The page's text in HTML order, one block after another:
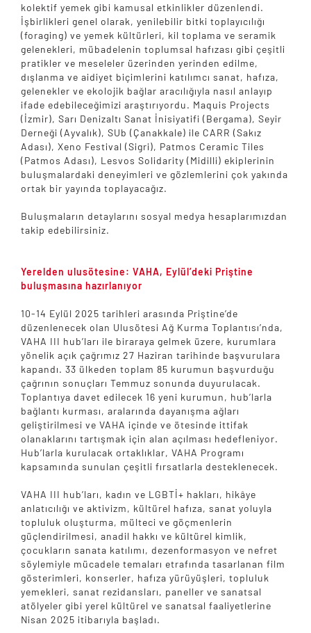
kolektif yemek gibi kamusal etkinlikler düzenlendi.
İşbirlikleri genel olarak, yenilebilir bitki toplayıcılığı
(foraging) ve yemek kültürleri, kil toplama ve seramik
gelenekleri, mübadelenin toplumsal hafızası gibi çeşitli
pratikler ve meseleler üzerinden yerinden edilme,
dışlanma ve aidiyet biçimlerini katılımcı sanat, hafıza,
gelenekler ve ekolojik bağlar aracılığıyla nasıl anlayıp
ifade edebileceğimizi araştırıyordu. Maquis Projects
(İzmir), Sarı Denizaltı Sanat İnisiyatifi (Bergama), Seyir
Derneği (Ayvalık), SUb (Çanakkale) ile CARR (Sakız
Adası), Xeno Festival (Sigri), Patmos Ceramic Tiles
(Patmos Adası), Lesvos Solidarity (Midilli) ekiplerinin
buluşmalardaki deneyimleri ve gözlemlerini çok yakında
ortak bir yayında toplayacağız.
Buluşmaların detaylarını sosyal medya hesaplarımızdan
takip edebilirsiniz.
Yerelden ulusötesine: VAHA, Eylül’deki Priştine
buluşmasına hazırlanıyor
10-14 Eylül 2025 tarihleri arasında Priştine’de
düzenlenecek olan Ulusötesi Ağ Kurma Toplantısı’nda,
VAHA III hub’ları ile biraraya gelmek üzere, kurumlara
yönelik açık çağrımız 27 Haziran tarihinde başvurulara
kapandı. 33 ülkeden toplam 85 kurumun başvurduğu
çağrının sonuçları Temmuz sonunda duyurulacak.
Toplantıya davet edilecek 16 yeni kurumun, hub’larla
bağlantı kurması, aralarında dayanışma ağları
geliştirilmesi ve VAHA içinde ve ötesinde ittifak
olanaklarını tartışmak için alan açılması hedefleniyor.
Hub’larla kurulacak ortaklıklar, VAHA Programı
kapsamında sunulan çeşitli fırsatlarla desteklenecek.
VAHA III hub’ları, kadın ve LGBTİ+ hakları, hikâye
anlatıcılığı ve aktivizm, kültürel hafıza, sanat yoluyla
topluluk oluşturma, mülteci ve göçmenlerin
güçlendirilmesi, anadil hakkı ve kültürel kimlik,
çocukların sanata katılımı, dezenformasyon ve nefret
söylemiyle mücadele temaları etrafında tasarlanan film
gösterimleri, konserler, hafıza yürüyüşleri, topluluk
yemekleri, sanat rezidansları, paneller ve sanatsal
atölyeler gibi yerel kültürel ve sanatsal faaliyetlerine
Nisan 2025 itibarıyla başladı.